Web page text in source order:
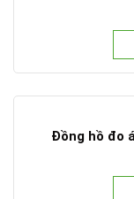
Đồng hồ đo